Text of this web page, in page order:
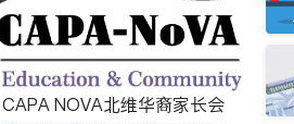
CAPA NOVA北维华裔家长会